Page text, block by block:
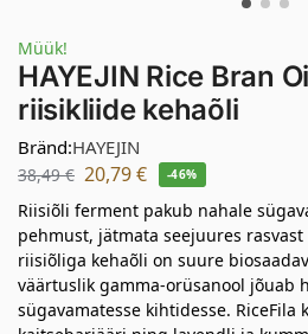
Müük!
HAYEJIN Rice Bran
riisikliide kehaõli
Bränd:HAYEJIN
38,49€ 20,79€ -46%
Riisiõli ferment pakub nahale
pehmust, jätmata seejuures rasvast
riisiõliga kehaõli on suure
väärtuslik gamma-orüsanool jõuab
sügavamatesse kihtidesse. RiceFila